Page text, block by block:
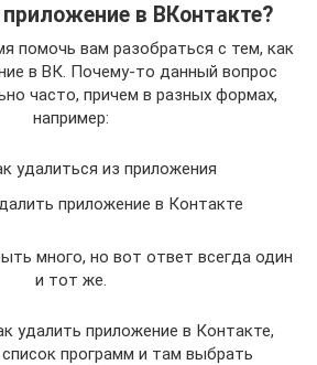
в ВКонтакте?
помочь вам разобраться с тем, как
в ВК. Почему-то данный вопрос
часто, причем в разных формах,
например:
удалиться из приложения
приложение в Контакте
много, но вот ответ всегда один
и тот же.
удалить приложение в Контакте,
программ и там выбрать